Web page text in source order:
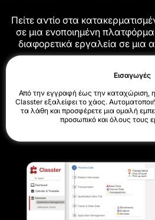
Πείτε αντίο στα
σε μια ενοποιημένη
διαφορετικά εργαλεία σε μια
Εισαγωγές
Από την εγγραφή έως την καταχώριση,
Classter εξαλείφει το χάος.
τα λάθη και προσφέρετε μια ομαλή
προσωπικό και όλους τους